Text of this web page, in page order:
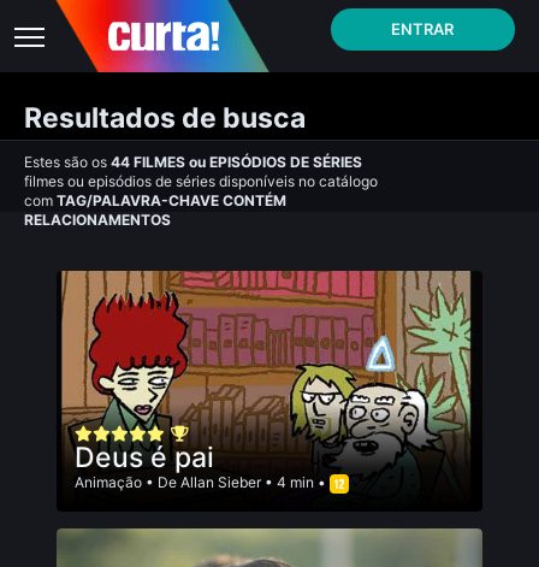
ENTRAR
Resultados de busca
Estes são os 44 FILMES ou EPISÓDIOS DE SÉRIES
filmes ou episódios de séries disponíveis no catálogo
com TAG/PALAVRA-CHAVE CONTÉM
RELACIONAMENTOS
Deus é pai
Animação • De Allan Sieber• 4 min •